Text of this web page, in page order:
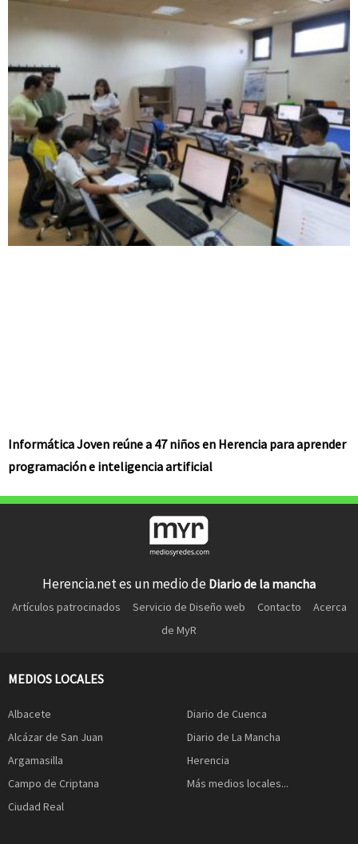
Informática Joven reúne a 47 niños en Herencia para aprender
programación e inteligencia artificial
Herencia.net es un medio de Diario de la mancha
Artículos patrocinados Servicio de Diseño web Contacto
Acerca
de MyR
MEDIOS LOCALES
Albacete
Alcázar de San Juan
Argamasilla
Campo de Criptana
Ciudad Real
Diario de Cuenca
Diario de La Mancha
Herencia
Más medios locales...